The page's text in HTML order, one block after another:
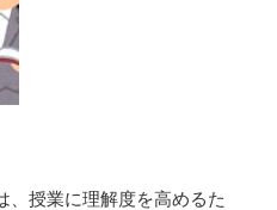
、授業に理解度を高めるた